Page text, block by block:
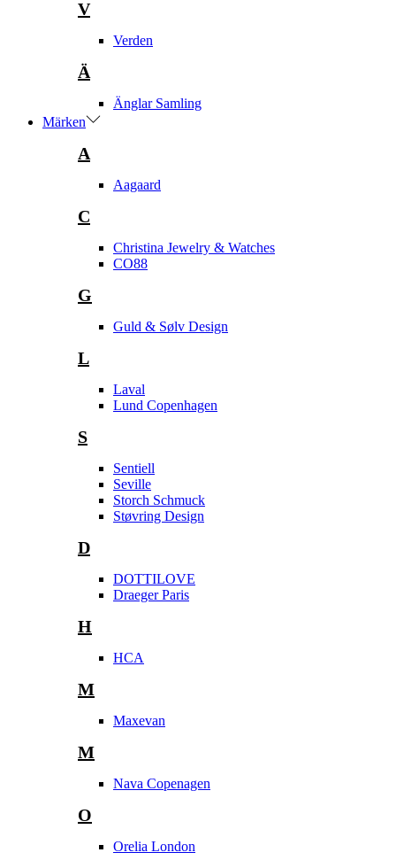
V
Verden
Ä
Änglar Samling
Märken
A
Aagaard
C
Christina Jewelry & Watches
CO88
G
Guld & Sølv Design
L
Laval
Lund Copenhagen
S
Sentiell
Seville
Storch Schmuck
Støvring Design
D
DOTTILOVE
Draeger Paris
H
HCA
M
Maxevan
M
Nava Copenagen
O
Orelia London